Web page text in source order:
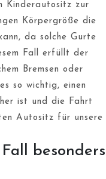
Kinderautositz zur
Körpergröße die
da solche Gurte
Fall erfüllt der
Bremsen oder
so wichtig, einen
ist und die Fahrt
Autositz für unsere
besonders